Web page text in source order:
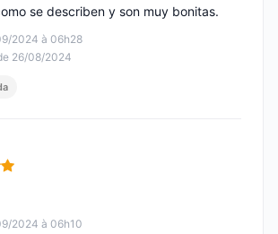
2024 à 06h28
26/08/2024
se describen y son muy bonitas.
5
2024 à 06h10